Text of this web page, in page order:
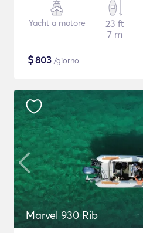
Yacht a motore
23 ft
7 m
$803 /giorno
Marvel 930 Rib